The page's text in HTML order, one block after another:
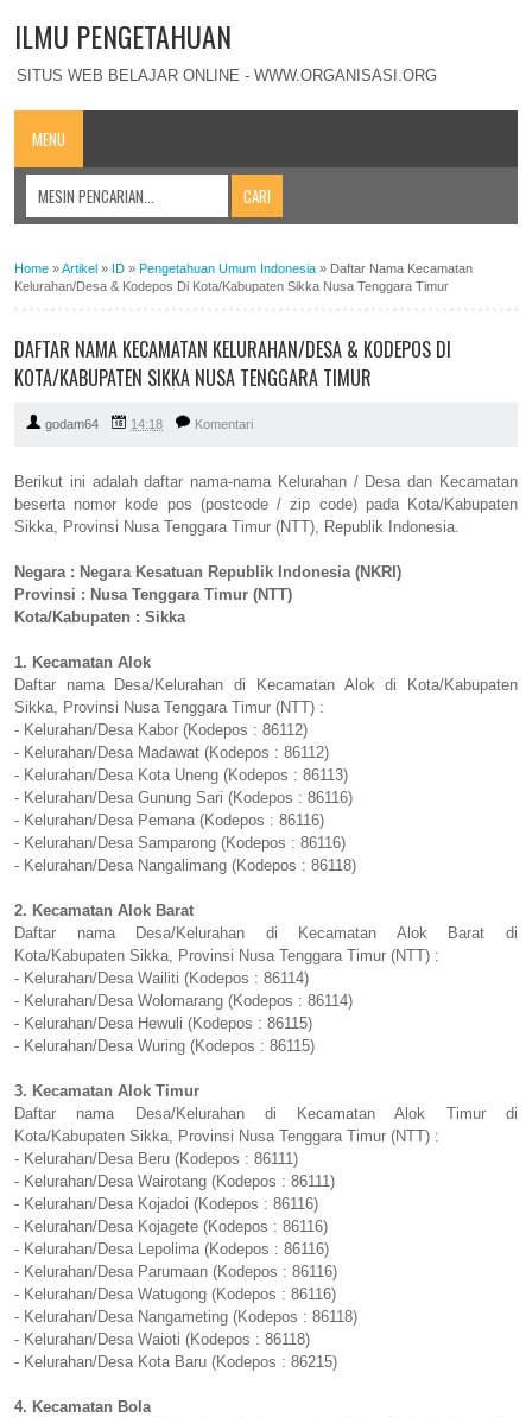
ILMU PENGETAHUAN
SITUS WEB BELAJAR ONLINE - WWW.ORGANISASI.ORG
MENU
Home »Artikel » ID » Pengetahuan Umum Indonesia » Daftar Nama Kecamatan
Kelurahan/Desa & Kodepos Di Kota/Kabupaten Sikka Nusa Tenggara Timur
DAFTAR NAMA KECAMATAN KELURAHAN/DESA & KODEPOS DI
KOTA/KABUPATEN SIKKA NUSA TENGGARA TIMUR
godam64 14:18 Komentari
Berikut ini adalah daftar nama-nama Kelurahan / Desa dan Kecamatan
beserta nomor kode pos (postcode / zip code) pada Kota/Kabupaten
Sikka, Provinsi Nusa Tenggara Timur (NTT), Republik Indonesia.
Negara : Negara Kesatuan Republik Indonesia (NKRI)
Provinsi : Nusa Tenggara Timur (NTT)
Kota/Kabupaten : Sikka
1. Kecamatan Alok
Daftar nama Desa/Kelurahan di Kecamatan Alok di Kota/Kabupaten
Sikka, Provinsi Nusa Tenggara Timur (NTT) :
- Kelurahan/Desa Kabor (Kodepos : 86112)
- Kelurahan/Desa Madawat (Kodepos : 86112)
- Kelurahan/Desa Kota Uneng (Kodepos : 86113)
- Kelurahan/Desa Gunung Sari (Kodepos : 86116)
- Kelurahan/Desa Pemana (Kodepos : 86116)
- Kelurahan/Desa Samparong (Kodepos : 86116)
- Kelurahan/Desa Nangalimang (Kodepos : 86118)
2. Kecamatan Alok Barat
Daftar nama Desa/Kelurahan di Kecamatan Alok Barat di
Kota/Kabupaten Sikka, Provinsi Nusa Tenggara Timur (NTT) :
- Kelurahan/Desa Wailiti (Kodepos : 86114)
- Kelurahan/Desa Wolomarang (Kodepos : 86114)
- Kelurahan/Desa Hewuli (Kodepos : 86115)
- Kelurahan/Desa Wuring (Kodepos : 86115)
3. Kecamatan Alok Timur
Daftar nama Desa/Kelurahan di Kecamatan Alok Timur di
Kota/Kabupaten Sikka, Provinsi Nusa Tenggara Timur (NTT) :
- Kelurahan/Desa Beru (Kodepos : 86111)
- Kelurahan/Desa Wairotang (Kodepos : 86111)
- Kelurahan/Desa Kojadoi (Kodepos : 86116)
- Kelurahan/Desa Kojagete (Kodepos : 86116)
- Kelurahan/Desa Lepolima (Kodepos : 86116)
- Kelurahan/Desa Parumaan (Kodepos : 86116)
- Kelurahan/Desa Watugong (Kodepos : 86116)
- Kelurahan/Desa Nangameting (Kodepos : 86118)
- Kelurahan/Desa Waioti (Kodepos : 86118)
- Kelurahan/Desa Kota Baru (Kodepos : 86215)
4. Kecamatan Bola